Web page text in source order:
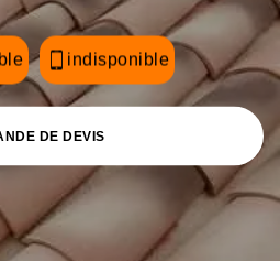
indisponible
DE DEVIS